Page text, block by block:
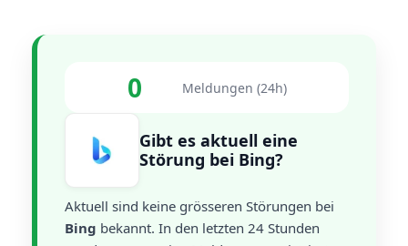
0 Meldungen (24h)
Gibt es aktuell eine
Störung bei Bing?
Aktuell sind keine grösseren Störungen bei
Bing bekannt. In den letzten 24 Stunden